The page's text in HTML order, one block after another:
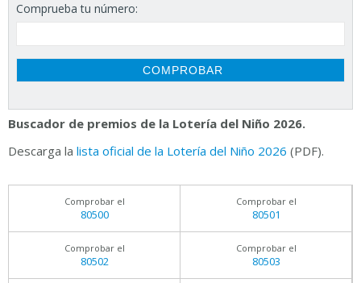
Comprueba tu número:
Buscador de premios de la Lotería del Niño 2026.
Descarga la lista oficial de la Lotería del Niño 2026 (PDF).
Comprobar el
80500
Comprobar el
80501
Comprobar el
80502
Comprobar el
80503